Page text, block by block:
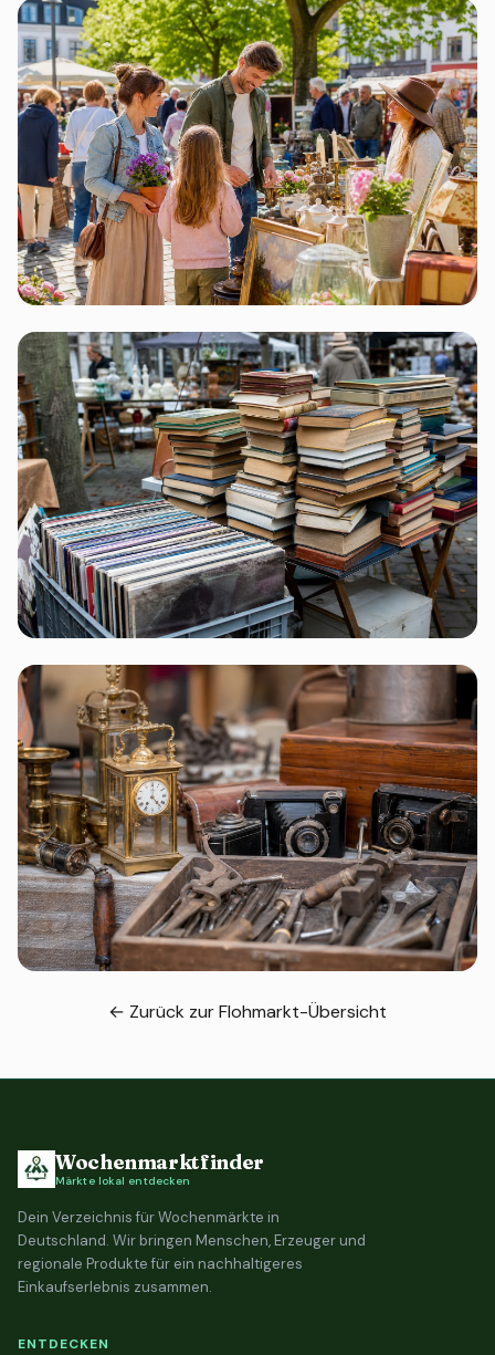
Rheinland-Pfalz
1 Flohmarkt
Hamburg
1 Flohmarkt
Sachsen-Anhalt
1 Flohmarkt
Bremen← Zurück zur Flohmarkt-Übersicht
Wochenmarktfinder
Märkte lokal entdecken
Dein Verzeichnis für Wochenmärkte in
Deutschland. Wir bringen Menschen, Erzeuger und
regionale Produkte für ein nachhaltigeres
Einkaufserlebnis zusammen.
ENTDECKEN